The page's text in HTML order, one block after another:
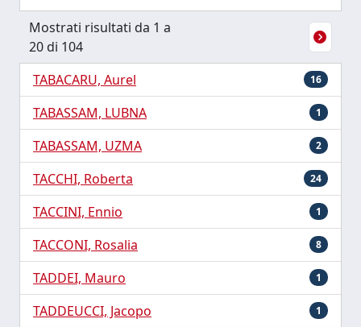
Mostrati risultati da 1 a
20 di 104
TABACARU, Aurel
16
TABASSAM, LUBNA 1
TABASSAM, UZMA 2
TACCHI, Roberta 24
TACCINI, Ennio 1
TACCONI, Rosalia 8
TADDEI, Mauro 1
TADDEUCCI, Jacopo 1